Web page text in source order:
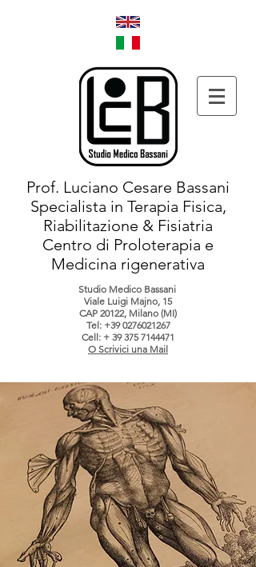
Prof. Luciano Cesare Bassani
Specialista in Terapia Fisica,
Riabilitazione & Fisiatria
Centro di Proloterapia e
Medicina rigenerativa
Studio Medico Bassani
Viale Luigi Majno, 15
CAP 20122, Milano (MI)
Tel: +39 0276021267
Cell: + 39 375 7144471
O Scrivici una Mail